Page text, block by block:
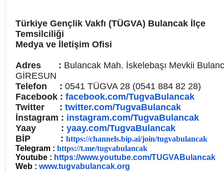
Türkiye Gençlik Vakfı (TÜGVA) Bulancak İlçe
Temsilciliği
Medya ve İletişim Ofisi
Adres : Bulancak Mah. İskelebaşı Mevkii
GİRESUN
Telefon : 0541 TÜGVA 28 (0541 884 82 28)
Facebook : facebook.com/TugvaBulancak
Twitter : twitter.com/TugvaBulancak
İnstagram : instagram.com/TugvaBulancak
Yaay : yaay.com/TugvaBulancak
BİP : https://channels.bip.ai/join/tugvabulancak
Telegram : https://t.me/tugvabulancak
Youtube : https://www.youtube.com/TUGVABulancak
Web : www.tugvabulancak.org